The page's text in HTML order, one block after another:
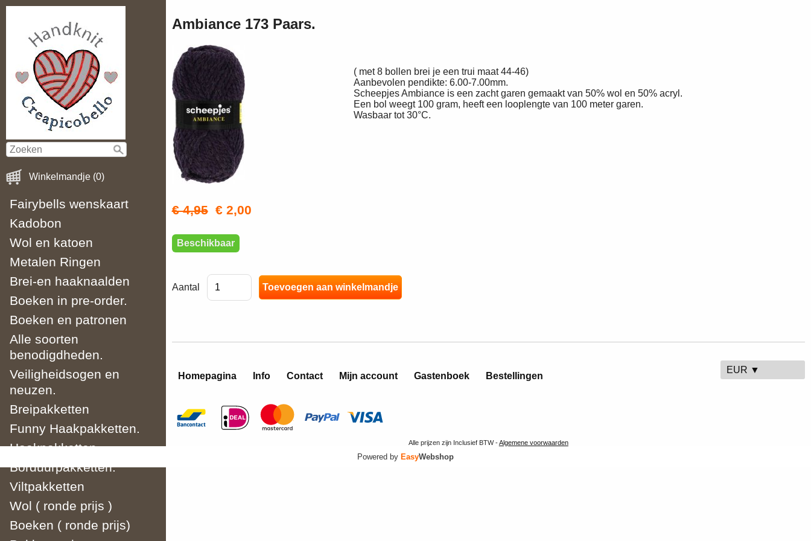
Winkelmandje (0)
Fairybells wenskaart
Kadobon
Wol en katoen
Metalen Ringen
Brei-en haaknaalden
Boeken in pre-order.
Boeken en patronen
Alle soorten
benodigdheden.
Veiligheidsogen en
neuzen.
Breipakketten
Funny Haakpakketten.
Haakpakketten
Borduurpakketten.
Viltpakketten
Wol ( ronde prijs )
Boeken ( ronde prijs)
Ambiance 173 Paars.
( met 8 bollen brei je een trui maat 44-46)
Aanbevolen pendikte: 6.00-7.00mm.
Scheepjes Ambiance is een zacht garen gemaakt van 50% wol en 50% acryl.
Een bol weegt 100 gram, heeft een looplengte van 100 meter garen.
Wasbaar tot 30°C.
€ 4,95 € 2,00
Beschikbaar
Aantal
Homepagina Info Contact Mijn account Gastenboek Bestellingen
EUR ▼
Alle prijzen zijn Inclusief BTW -Algemene voorwaarden
Powered by EasyWebshop